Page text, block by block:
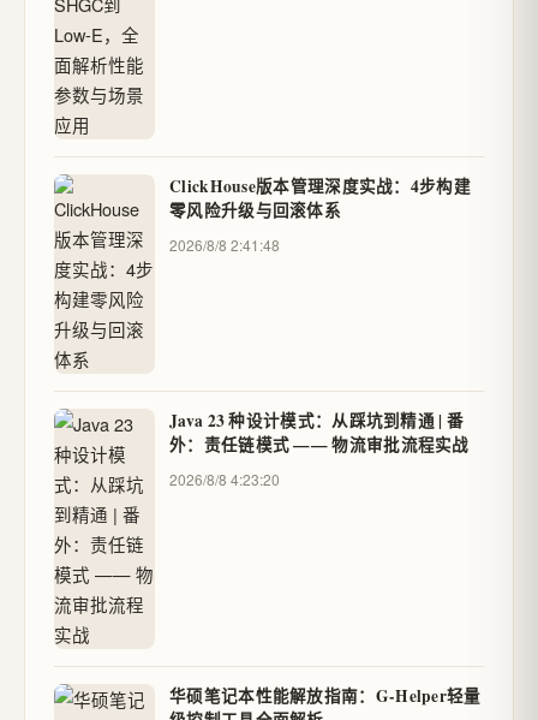
ClickHouse版本管理深度实战：4步构建
零风险升级与回滚体系
2026/8/8 2:41:48
Java 23 种设计模式：从踩坑到精通 | 番
外：责任链模式 —— 物流审批流程实战
2026/8/8 4:23:20
华硕笔记本性能解放指南：G-Helper轻量